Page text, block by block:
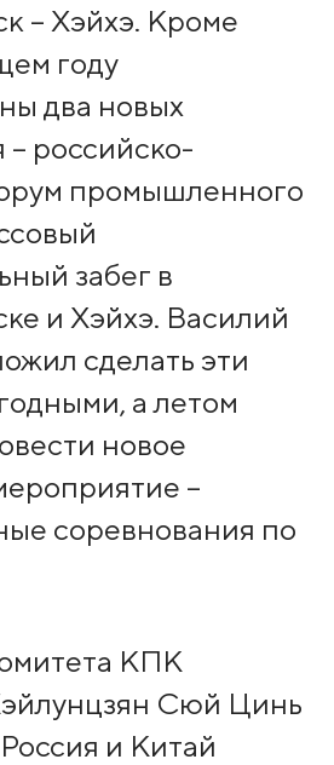
– Хэйхэ. Кроме
году
два новых
российско-
промышленного
забег в
и Хэйхэ. Василий
сделать эти
а летом
новое
–
соревнования по
КПК
Сюй Цинь
и Китай